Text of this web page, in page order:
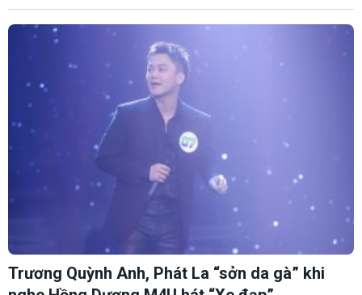
Trương Quỳnh Anh, Phát La “sởn da gà” khi